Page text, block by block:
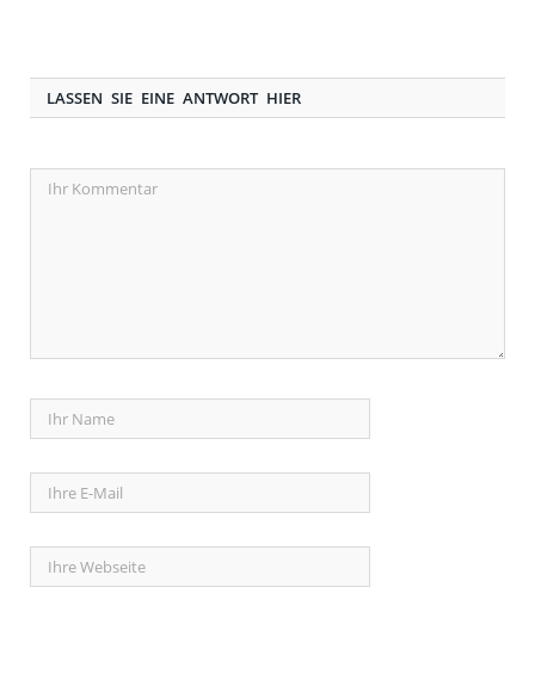
LASSEN SIE EINE ANTWORT HIER